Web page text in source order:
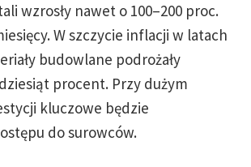
wzrosły nawet o 100–200 proc.
W szczycie inflacji w latach
budowlane podrożały
procent. Przy dużym
kluczowe będzie
do surowców.